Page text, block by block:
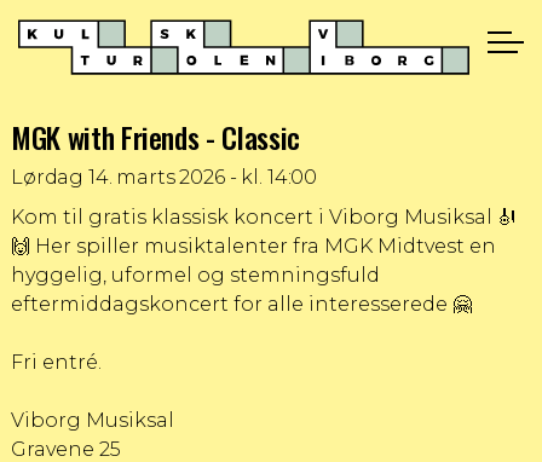
MGK with Friends - Classic
Lørdag 14. marts 2026 - kl. 14:00
Kom til gratis klassisk koncert i Viborg Musiksal 🎻
🙌 Her spiller musiktalenter fra MGK Midtvest en
hyggelig, uformel og stemningsfuld
eftermiddagskoncert for alle interesserede 🤗
Fri entré.
Viborg Musiksal
Gravene 25